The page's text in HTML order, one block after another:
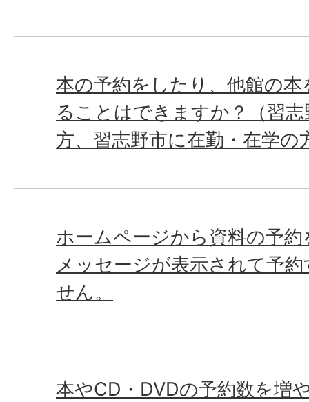
本の予約をしたり、他館の
ることはできますか？（習
方、習志野市に在勤・在学の
ホームページから資料の予
メッセージが表示されて予
せん。
本やCD・DVDの予約数を増